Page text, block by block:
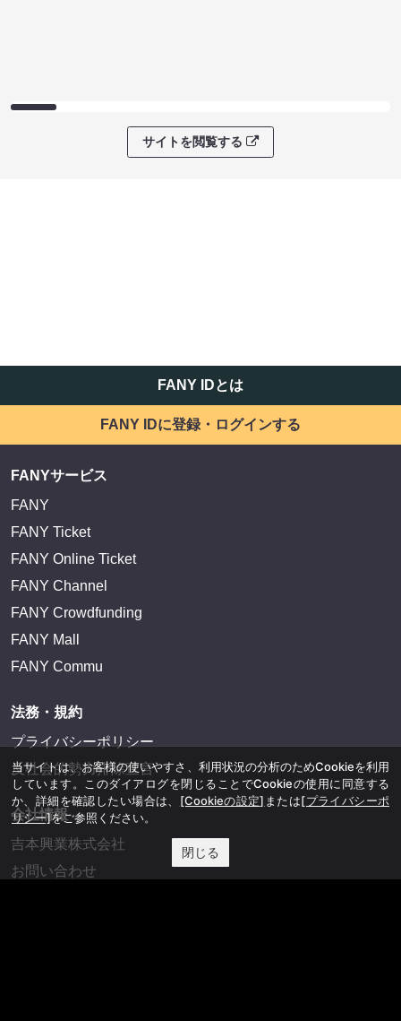
サイトを閲覧する
FANY IDとは
FANY IDに登録・ログインする
FANYサービス
FANY
FANY Ticket
FANY Online Ticket
FANY Channel
FANY Crowdfunding
FANY Mall
FANY Commu
法務・規約
プライバシーポリシー
反社会的勢力排除宣言
会社情報
吉本興業株式会社
お問い合わせ
当サイトは、お客様の使いやすさ、利用状況の分析のためCookieを利用
しています。このダイアログを閉じることでCookieの使用に同意する
か、詳細を確認したい場合は、 [Cookieの設定] または[プライバシーポ
リシー]をご参照ください。
閉じる